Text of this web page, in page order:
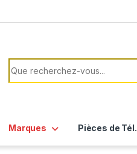
Rechercher:
Marques Pièces de Tél.